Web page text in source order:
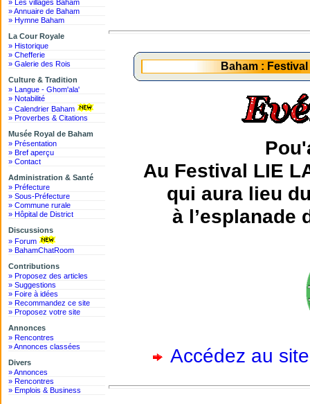
» Les villages Baham
» Annuaire de Baham
» Hymne Baham
La Cour Royale
» Historique
» Chefferie
» Galerie des Rois
Culture & Tradition
» Langue - Ghom'ala'
» Notabilité
» Calendrier Baham
» Proverbes & Citations
Musée Royal de Baham
» Présentation
» Bref aperçu
» Contact
Administration & Santé
» Préfecture
» Sous-Préfecture
» Commune rurale
» Hôpital de District
Discussions
» Forum
» BahamChatRoom
Contributions
» Proposez des articles
» Suggestions
» Foire à idées
» Recommandez ce site
» Proposez votre site
Annonces
» Rencontres
» Annonces classées
Divers
» Annonces
» Rencontres
» Emplois & Business
Baham :
Au Festival LIE
qui aura lieu
à l’esplanade
Accédez au